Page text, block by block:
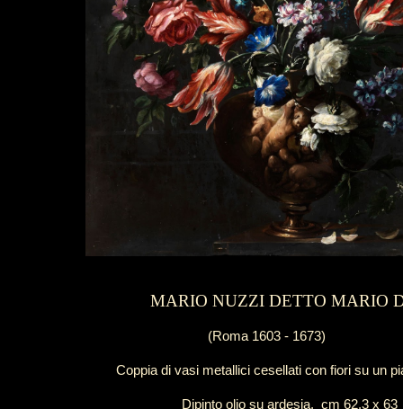
MARIO NUZZI DETTO MARIO
(Roma 1603 - 1673)
Coppia di vasi metallici cesellati con fiori su un
Dipinto olio su ardesia, cm 62,3 x 63